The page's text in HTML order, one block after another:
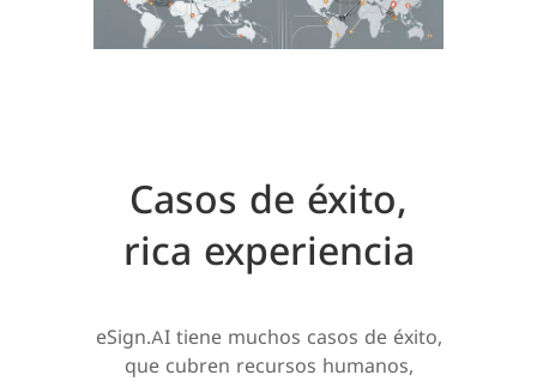
Casos de éxito,
rica experiencia
eSign.AI tiene muchos casos de éxito,
que cubren recursos humanos,